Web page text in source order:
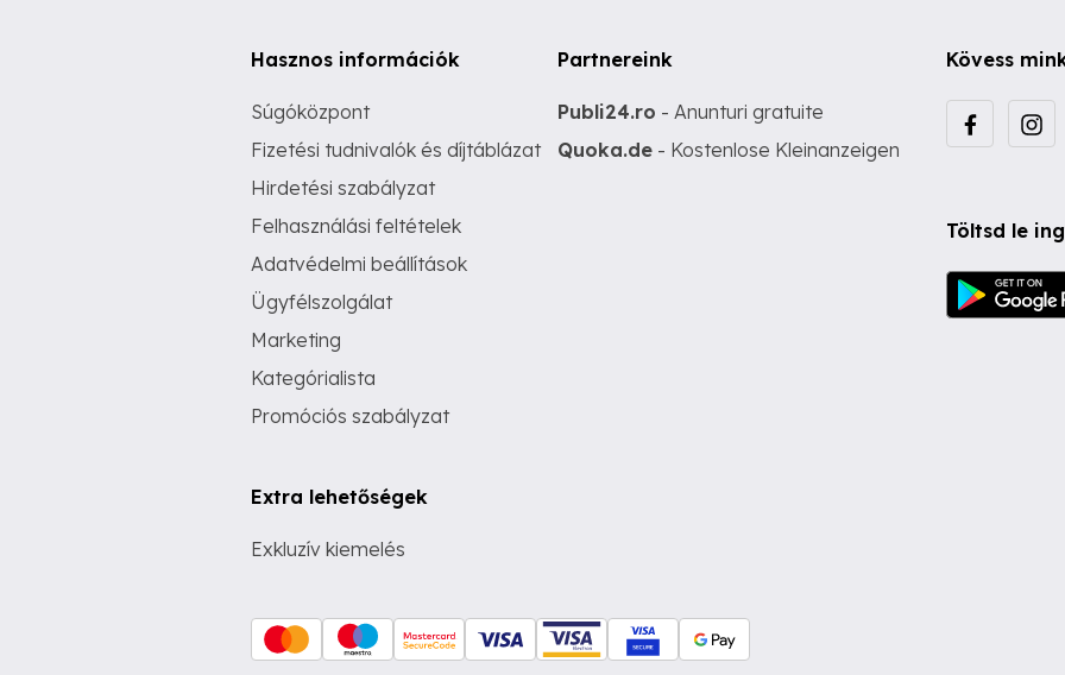
Hasznos információk
Súgóközpont
Fizetési tudnivalók és díjtáblázat
Hirdetési szabályzat
Felhasználási feltételek
Adatvédelmi beállítások
Ügyfélszolgálat
Marketing
Kategórialista
Promóciós szabályzat
Extra lehetőségek
Exkluzív kiemelés
Partnereink
Publi24.ro - Anunturi gratuite
Quoka.de - Kostenlose Kleinanzeigen
Kövess
Töltsd le